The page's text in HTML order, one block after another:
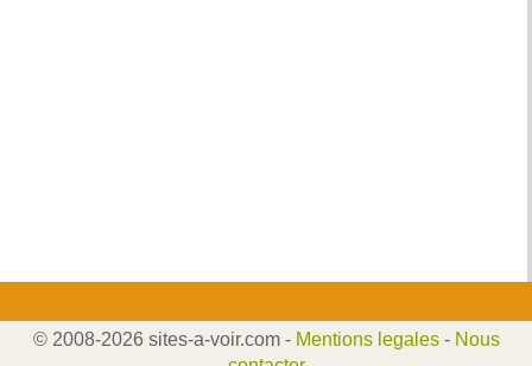
© 2008-2026 sites-a-voir.com - Mentions legales- Nous